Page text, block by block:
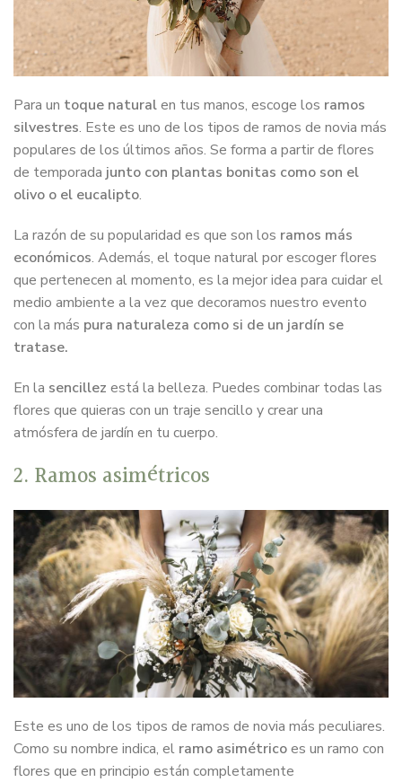
Para un toque naturalen tus manos, escoge los ramos
silvestres. Este es uno de los tipos de ramos de novia más
populares de los últimos años. Se forma a partir de flores
de temporada junto con plantas bonitas como son el
olivo o el eucalipto.
La razón de su popularidad es que son los ramos más
económicos. Además, el toque natural por escoger flores
que pertenecen al momento, es la mejor idea para cuidar el
medio ambiente a la vez que decoramos nuestro evento
con la más pura naturaleza como si de un jardín se
tratase.
En la sencillez está la belleza. Puedes combinar todas las
flores que quieras con un traje sencillo y crear una
atmósfera de jardín en tu cuerpo.
2. Ramos asimétricos
Este es uno de los tipos de ramos de novia más peculiares.
Como su nombre indica, el ramo asimétricoes un ramo con
flores que en principio están completamente